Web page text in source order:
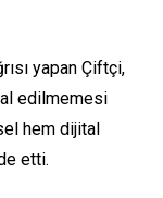
yapan Çiftçi,
edilmemesi
hem dijital
etti.